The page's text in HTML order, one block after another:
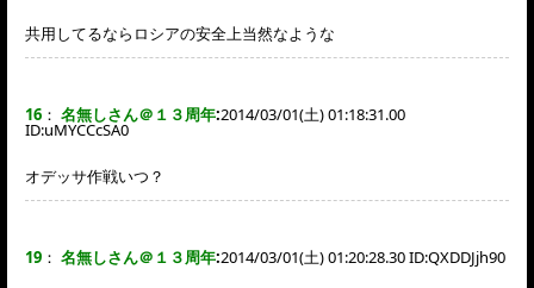
共用してるならロシアの安全上当然なような
16 ： 名無しさん＠１３周年:2014/03/01(土) 01:18:31.00
ID:uMYCCcSA0
オデッサ作戦いつ？
19 ： 名無しさん＠１３周年:2014/03/01(土) 01:20:28.30 ID:QXDDJjh90